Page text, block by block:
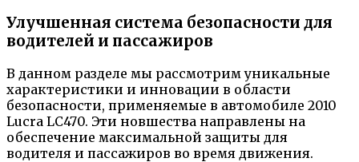
Улучшенная система безопасности для
водителей и пассажиров
В данном разделе мы рассмотрим уникальные
характеристики и инновации в области
безопасности, применяемые в автомобиле 2010
Lucra LC470. Эти новшества направлены на
обеспечение максимальной защиты для
водителя и пассажиров во время движения.